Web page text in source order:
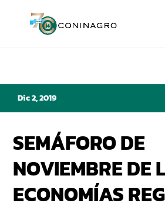
Dic 2, 2019
SEMÁFORO DE
NOVIEMBRE DE
ECONOMÍAS